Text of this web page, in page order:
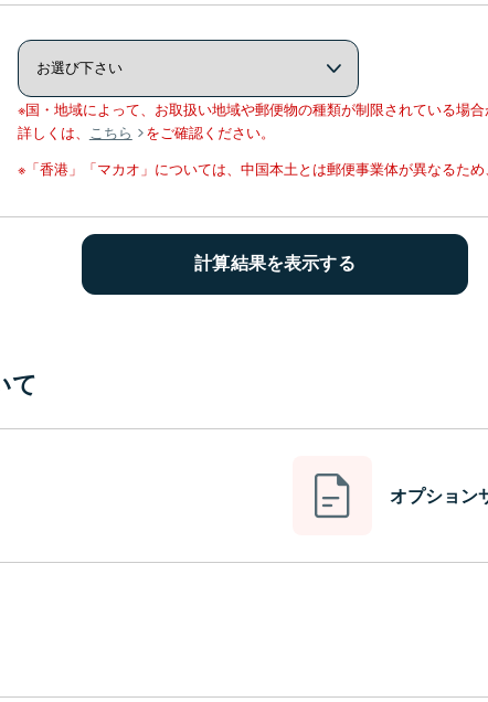
※国・地域によって、お取扱い地域や郵便物の種類が制限されている場合
詳しくは、
こちら
をご確認ください。
※「香港」「マカオ」については、中国本土とは郵便事業体が異なるた
て
オプション